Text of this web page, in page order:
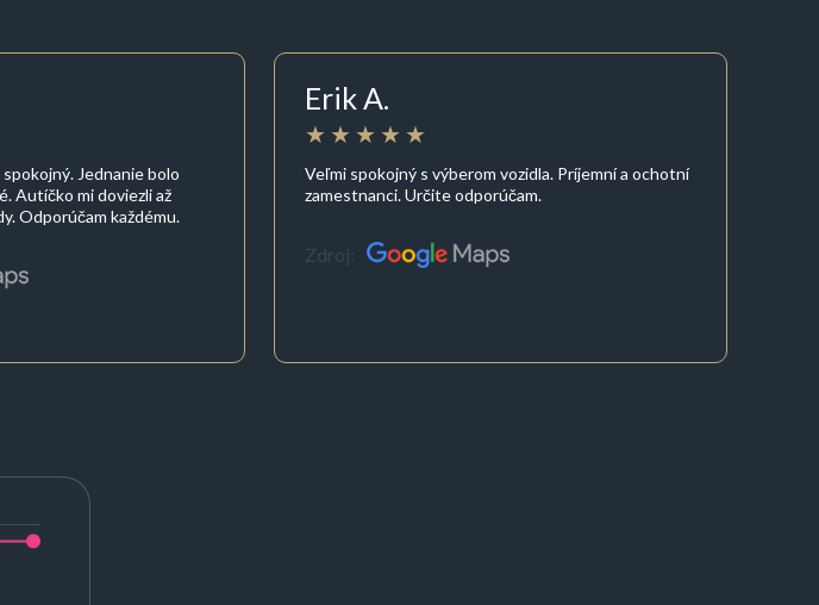
Jednanie bolo
Autíčko mi doviezli až
Odporúčam každému.
Erik A.
Veľmi spokojný s výberom vozidla. Príjemní a ochotní
zamestnanci. Určite odporúčam.
Zdroj: